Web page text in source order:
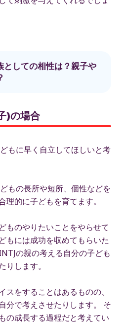
しての相性は？親子や
)の場合
もに早く自立してほしいと考
もの長所や短所、個性などを
理的に子どもを育てます。
ものやりたいことをやらせて
もには成功を収めてもらいた
の親の考える自分の子ども
りします。
スをすることはあるものの、
分で考えさせたりします。 そ
の成長する過程だと考えてい